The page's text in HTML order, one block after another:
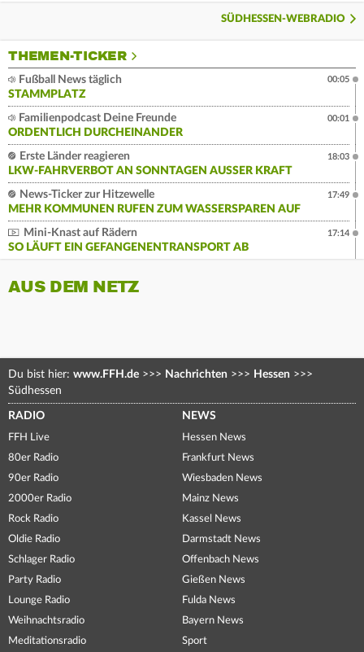
SÜDHESSEN-WEBRADIO
THEMEN-TICKER
Fußball News täglich
STAMMPLATZ
00:05
Familienpodcast Deine Freunde
ORDENTLICH DURCHEINANDER
00:01
Erste Länder reagieren
LKW-FAHRVERBOT AN SONNTAGEN AUSSER KRAFT
18:03
News-Ticker zur Hitzewelle
MEHR KOMMUNEN RUFEN ZUM WASSERSPAREN AUF
17:49
Mini-Knast auf Rädern
SO LÄUFT EIN GEFANGENENTRANSPORT AB
17:14
AUS DEM NETZ
Du bist hier: www.FFH.de >>> Nachrichten >>> Hessen >>>
Südhessen
RADIO
FFH Live
80er Radio
90er Radio
2000er Radio
Rock Radio
Oldie Radio
Schlager Radio
Party Radio
Lounge Radio
Weihnachtsradio
Meditationsradio
NEWS
Hessen News
Frankfurt News
Wiesbaden News
Mainz News
Kassel News
Darmstadt News
Offenbach News
Gießen News
Fulda News
Bayern News
Sport